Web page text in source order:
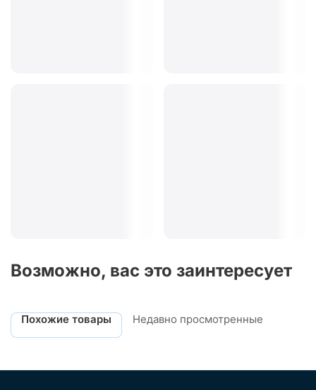
Возможно, вас это заинтересует
Похожие товары Недавно просмотренные